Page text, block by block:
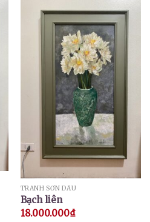
TRANH SƠN DẦU
Bạch liên
18.000.000₫